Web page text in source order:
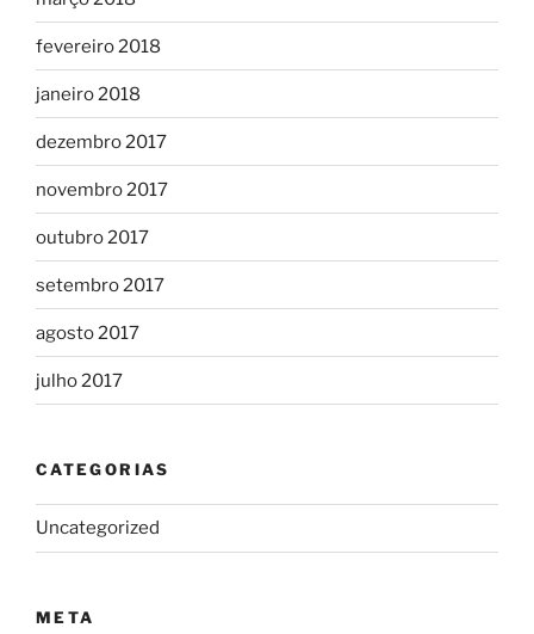
fevereiro 2018
janeiro 2018
dezembro 2017
novembro 2017
outubro 2017
setembro 2017
agosto 2017
julho 2017
CATEGORIAS
Uncategorized
META